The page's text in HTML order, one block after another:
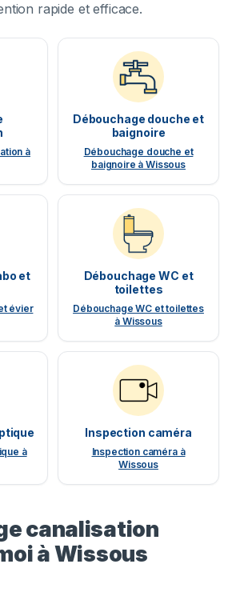
rapide et efficace.
à
Débouchage douche et
baignoire
Débouchage douche et
baignoire à Wissous
et
évier
Débouchage WC et
toilettes
Débouchage WC et toilettes
à Wissous
à
Inspection caméra
Inspection caméra à
Wissous
canalisation
à Wissous